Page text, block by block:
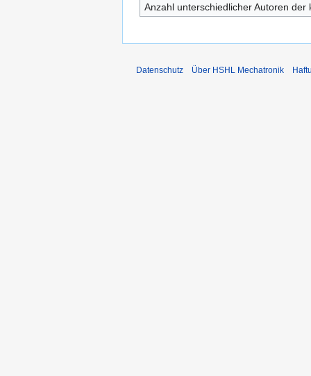
Anzahl unterschiedlicher Autoren
Datenschutz Über HSHL Mechatronik